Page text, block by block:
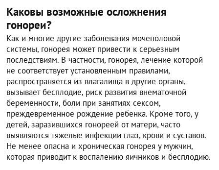
Каковы возможные осложнения
гонореи?
Как и многие другие заболевания мочеполовой
системы, гонорея может привести к серьезным
последствиям. В частности, гонорея, лечение которой
не соответствует установленным правилами,
распространяется из влагалища в другие органы,
вызывает бесплодие, риск развития внематочной
беременности, боли при занятиях сексом,
преждевременное рождение ребенка. Кроме того, у
детей, заразившихся гонореей от матери, часто
выявляются тяжелые инфекции глаз, крови и суставов.
Не менее опасна и хроническая гонорея у мужчин,
которая приводит к воспалению яичников и бесплодию.